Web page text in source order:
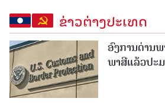
ຂ່າວຕ່າງປະເທດ
ອົງການດ່ານພ
ພາສີແລ້ວປະ